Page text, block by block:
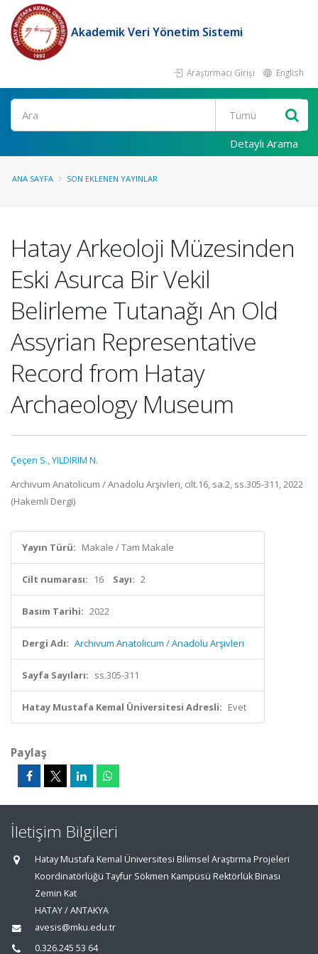
Akademik Veri Yönetim Sistemi
Araştırmacı Girişi English
Ara
Detaylı Arama
ANA SAYFA SON EKLENEN YAYINLAR
Hatay Arkeoloji Müzesinden
Eski Asurca Bir Vekil
Belirleme Tutanağı An Old
Assyrian Representative
Record from Hatay
Archaeology Museum
Çeçen S.,YILDIRIM N.
Archivum Anatolicum / Anadolu Arşivleri, cilt.16, sa.2, ss.305-311, 2022
(Hakemli Dergi)
Yayın Türü: Makale / Tam Makale
Cilt numarası: 16 Sayı: 2
Basım Tarihi: 2022
Dergi Adı: Archivum Anatolicum / Anadolu Arşivleri
Sayfa Sayıları: ss.305-311
Hatay Mustafa Kemal Üniversitesi Adresli: Evet
Paylaş
İletişim Bilgileri
Hatay Mustafa Kemal Üniversitesi Bilimsel Araştırma Projeleri
Koordinatörlüğü Tayfur Sökmen Kampüsü Rektörlük Binası
Zemin Kat
HATAY / ANTAKYA
avesis@mku.edu.tr
0.326.245 53 64